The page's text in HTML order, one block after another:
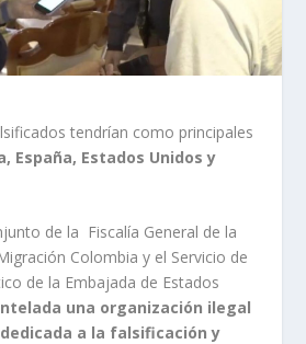
tendrían como principales
España, Estados Unidos y
de la Fiscalía General de la
Colombia y el Servicio de
de la Embajada de Estados
una organización ilegal
dedicada a la falsificación y